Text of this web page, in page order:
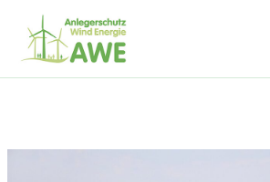
Inhalt
springen